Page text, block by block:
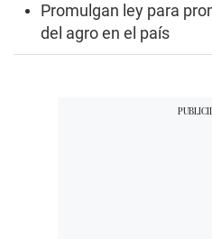
Promulgan ley para
del agro en el país